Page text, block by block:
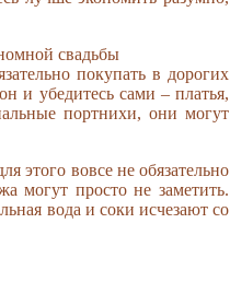
покупать в дорогих
и убедитесь сами – платья,
портнихи, они могут
этого вoвсе не обязательно
могут просто не заметить.
вода и соки исчезают со